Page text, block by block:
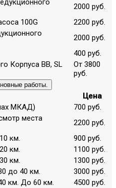
2000 руб.
100G
2200 руб.
2000 руб.
400 руб.
Корпуса ВВ, SL
От 3800
руб.
работы.
Цена
МКАД)
700 руб.
места
2200 руб.
км.
900 руб.
км.
1100 руб.
км.
1300 руб.
до 40 км.
3000 руб.
км. До 60 км.
4500 руб.